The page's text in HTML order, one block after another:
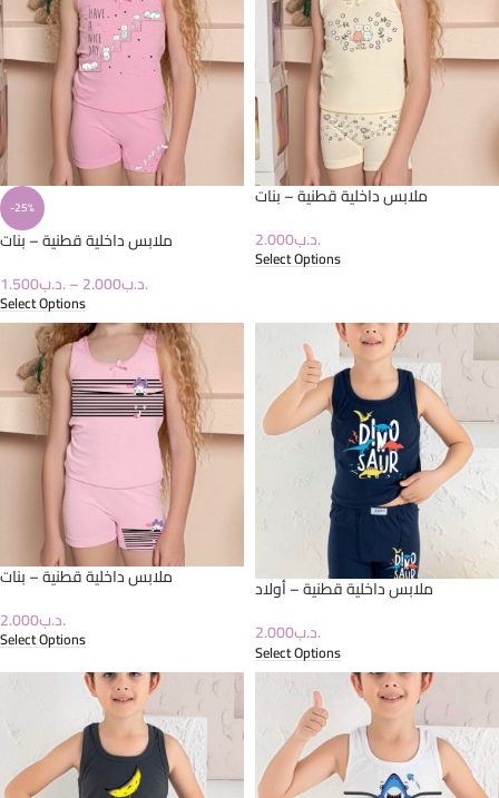
-25%
ملابس داخلية قطنية – بنات
.د.ب1.500 – .د.ب2.000
Select Options
ملابس داخلية قطنية – بنات
.د.ب2.000
Select Options
ملابس داخلية قطنية – بنات
.د.ب2.000
Select Options
ملابس داخلية قطنية – أولاد
.د.ب2.000
Select Options